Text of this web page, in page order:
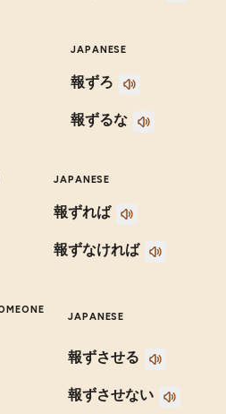
JAPANESE
報ずろ
報ずるな
JAPANESE
報ずれば
報ずなければ
JAPANESE
報ずさせる
報ずさせない